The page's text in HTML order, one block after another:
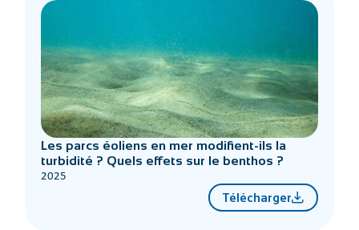
Les parcs éoliens en mer modifient-ils la
turbidité ? Quels effets sur le benthos ?
2025
Télécharger